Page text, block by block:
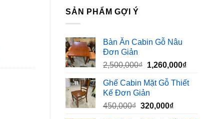
SẢN PHẨM GỢI Ý
Bàn Ăn Cabin Gỗ Nâu
Đơn Giản
2,500,000₫ Giá
là:
2,500,000₫.
1,260,000₫Giá
tại
Ghế Cabin Mặt Gỗ Thiết
Kế Đơn Giản
450,000₫ Giá
320,000₫Giá